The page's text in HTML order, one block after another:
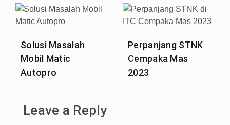
Solusi Masalah
Mobil Matic
Autopro
Perpanjang STNK
Cempaka Mas
2023
Leave a Reply